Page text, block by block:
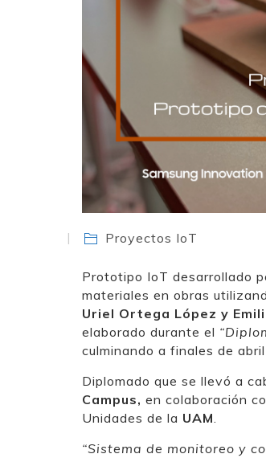
Proyectos IoT
Prototipo IoT desarrollado
materiales en obras
Uriel Ortega López y
elaborado durante el
culminando a finales de
Diplomado que se llevó a
Campus, en colaboración
Unidades de la UAM.
“Sistema de monitoreo y